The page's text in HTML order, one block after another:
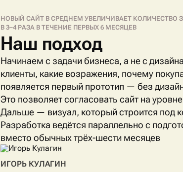
НОВЫЙ САЙТ В СРЕДНЕМ УВЕЛИЧИВАЕТ КОЛИЧЕСТВО
В 3–4 РАЗА В ТЕЧЕНИЕ ПЕРВЫХ 6 МЕСЯЦЕВ
Наш подход
Начинаем с задачи бизнеса, а не с
клиенты, какие возражения, почему
появляется первый прототип — без
Это позволяет согласовать сайт на
Дальше — визуал, который строится под
Разработка ведётся параллельно с
вместо обычных трёх-шести месяцев
ИГОРЬ КУЛАГИН